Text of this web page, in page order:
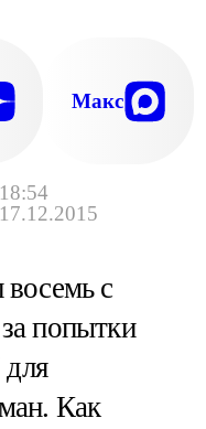
18:54
17.12.2015
Макс
с
попытки
для
Как